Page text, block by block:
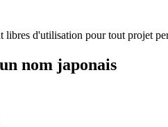
libres d'utilisation pour tout projet
nom japonais